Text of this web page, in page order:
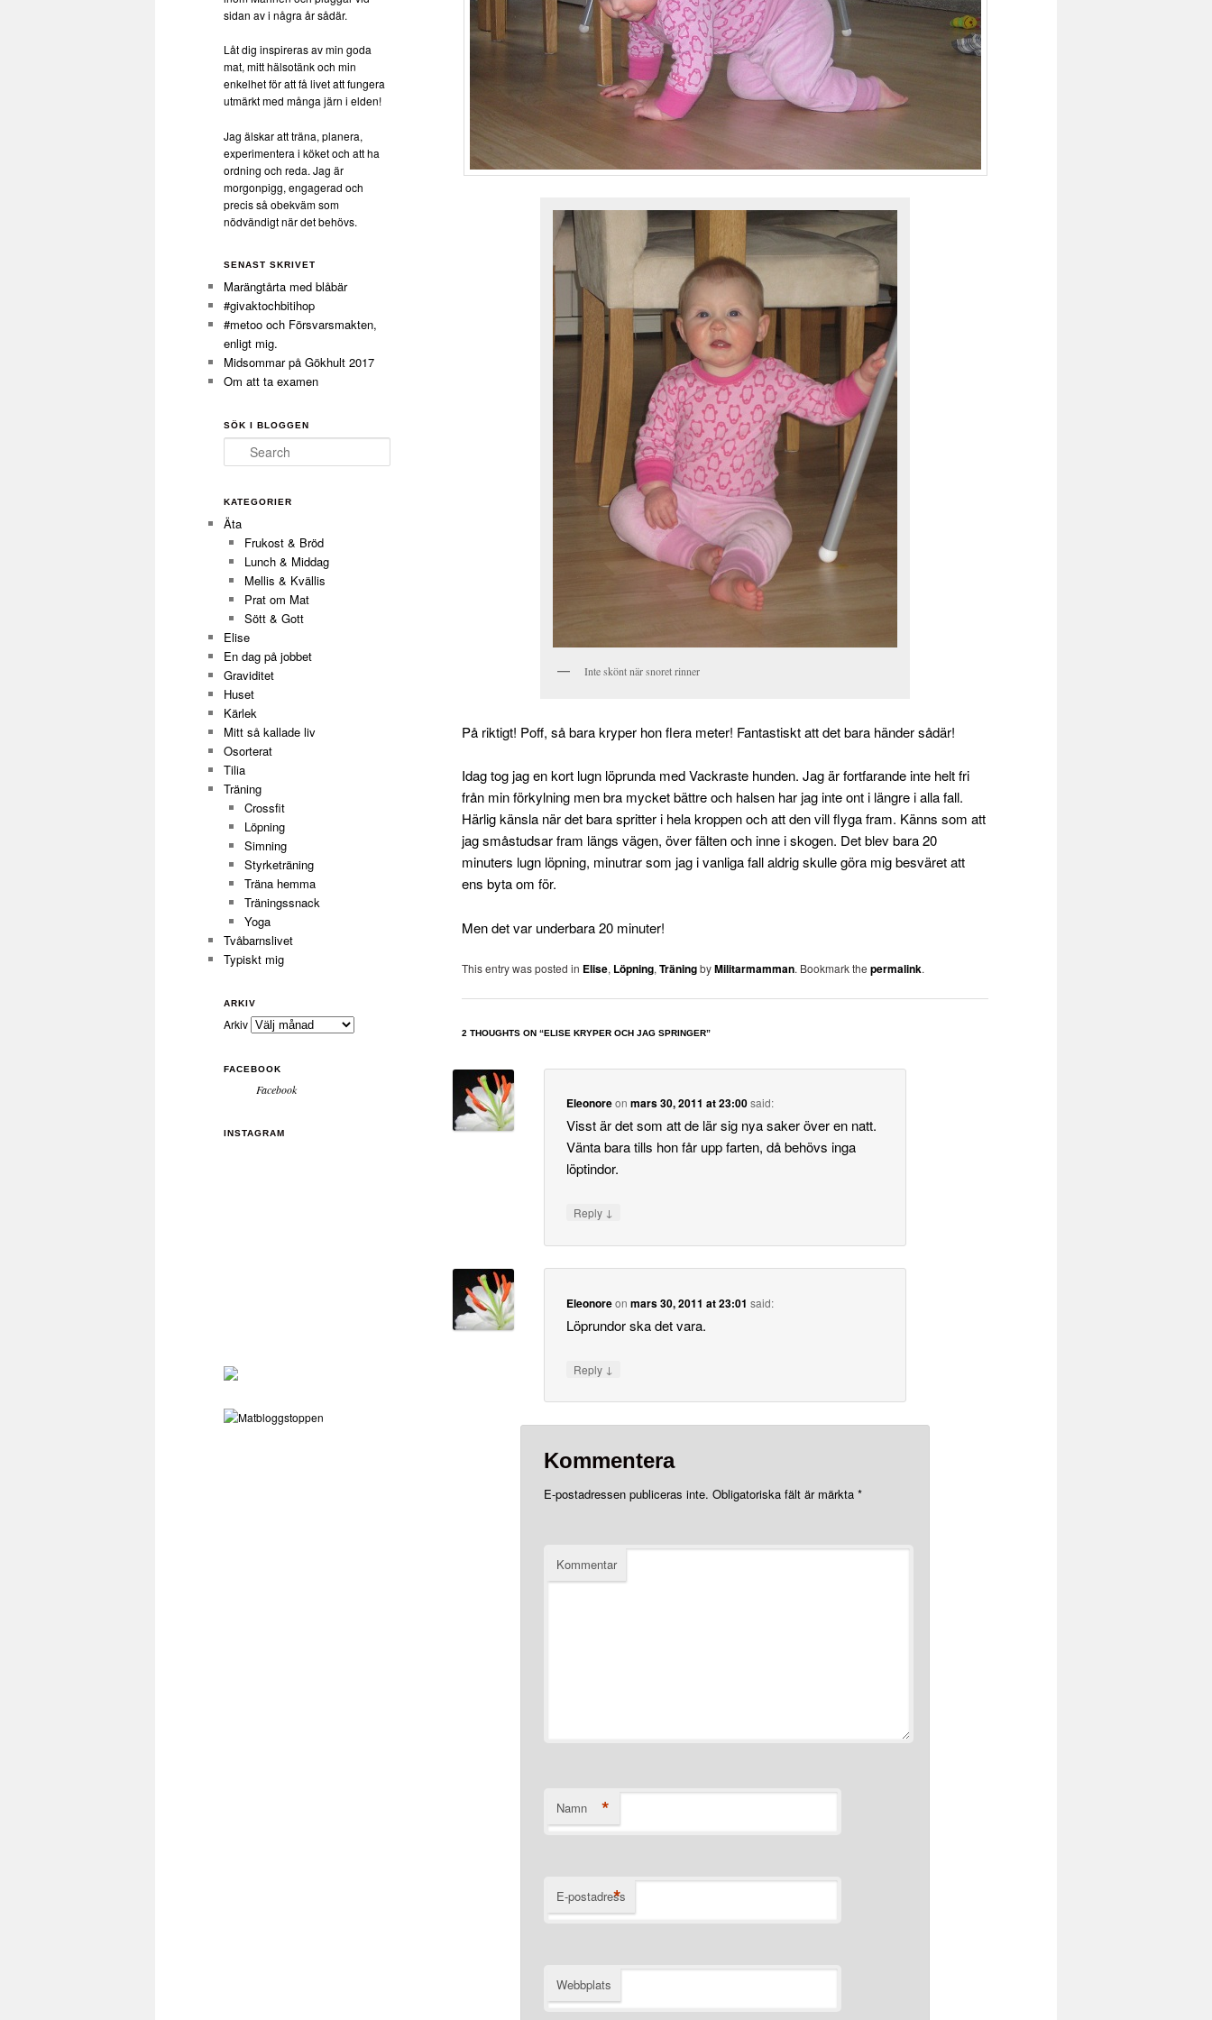
Inte skönt när snoret rinner
På riktigt! Poff, så bara kryper hon flera meter! Fantastiskt att det bara händer sådär!
Idag tog jag en kort lugn löprunda med Vackraste hunden. Jag är fortfarande inte helt fri
från min förkylning men bra mycket bättre och halsen har jag inte ont i längre i alla fall.
Härlig känsla när det bara spritter i hela kroppen och att den vill flyga fram. Känns som att
jag småstudsar fram längs vägen, över fälten och inne i skogen. Det blev bara 20
minuters lugn löpning, minutrar som jag i vanliga fall aldrig skulle göra mig besväret att
ens byta om för.
Men det var underbara 20 minuter!
This entry was posted in Elise, Löpning, TräningbyMilitarmamman. Bookmark the permalink.
2 THOUGHTS ON “ELISE KRYPER OCH JAG SPRINGER”
Eleonoreonmars 30, 2011 at 23:00said:
Visst är det som att de lär sig nya saker över en natt.
Vänta bara tills hon får upp farten, då behövs inga
löptindor.
Reply ↓
Eleonoreonmars 30, 2011 at 23:01 said:
Löprundor ska det vara.
Reply ↓
Kommentera
E-postadressen publiceras inte. Obligatoriska fält är märkta *
Kommentar
Namn *
E-postadress
*
Webbplats
sidan av i några år sådär.
Låt dig inspireras av min goda
mat, mitt hälsotänk och min
enkelhet för att få livet att fungera
utmärkt med många järn i elden!
Jag älskar att träna, planera,
experimentera i köket och att ha
ordning och reda. Jag är
morgonpigg, engagerad och
precis så obekväm som
nödvändigt när det behövs.
SENAST SKRIVET
Marängtårta med blåbär
#givaktochbitihop
#metoo och Försvarsmakten,
enligt mig.
Midsommar på Gökhult 2017
Om att ta examen
SÖK I BLOGGEN
Search
KATEGORIER
Äta
Frukost & Bröd
Lunch & Middag
Mellis & Kvällis
Prat om Mat
Sött & Gott
Elise
En dag på jobbet
Graviditet
Huset
Kärlek
Mitt så kallade liv
Osorterat
Tilia
Träning
Crossfit
Löpning
Simning
Styrketräning
Träna hemma
Träningssnack
Yoga
Tvåbarnslivet
Typiskt mig
ARKIV
Arkiv
FACEBOOK
Facebook
INSTAGRAM